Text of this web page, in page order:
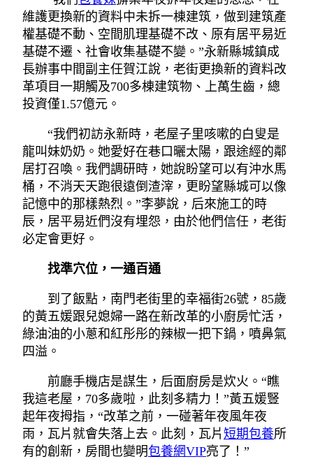
維護更換新的資料中未拆一棟建筑，做到建筑產
權基礎不動、空間肌理基礎不改、原有居平易近
基礎不遷、社會收集基礎不變。”永新縣城鎮成
長辦事中間副主任賀江說，老街更換新的資料改
革項目一期觸及700多棟建筑物、上萬生齒，總
投資僅1.57億元。
“我們初訪永新時，老屋子里咳嗽的白叟是
龍叫妹奶奶。她愛好在巷口曬太陽，跟途經的鄰
居打召喚。我們調研時，她說盼望可以有沖水馬
桶，不消天天跑很遠倒渣滓，更盼望縣城可以像
記憶中的那樣熱烈。”李夢說，后來施工的時
辰，居平易近們沒有埋怨，由於他們信任，老街
必定會更好。
找準穴位，一通百通
到了飯點，南門老街里的幸福街26號，85歲
的黃五媛跟兒媳婦一路在新改革的小廚房忙活，
綠油油的小蔥和紅彤彤的辣椒一把下鍋，噴鼻氣
四溢。
前廳手機店是謀生，后面廚房是炊火。“瞧
我這老屋，70多歲啦，此刻多精力！”黃五媛豎
起年夜拇指，“改革之前，一碰著年夜風年夜
雨，瓦片就會失落上去。此刻，瓦片 短期包養所
有的創新，房間也變明包養網VIP亮了！”